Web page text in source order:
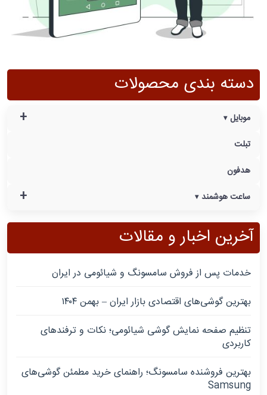
دسته بندی محصولات
+
موبایل
تبلت
هدفون
+ ساعت هوشمند
آخرین اخبار و مقالات
خدمات پس از فروش سامسونگ و شیائومی در ایران
بهترین گوشی‌های اقتصادی بازار ایران – بهمن ۱۴۰۴
تنظیم صفحه نمایش گوشی شیائومی؛ نکات و ترفندهای
کاربردی
بهترین فروشنده سامسونگ؛ راهنمای خرید مطمئن گوشی‌های
Samsung